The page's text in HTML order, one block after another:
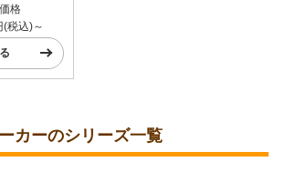
格
(税込)～
カーのシリーズ一覧